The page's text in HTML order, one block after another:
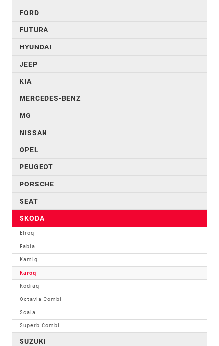
FORD
FUTURA
HYUNDAI
JEEP
KIA
MERCEDES-BENZ
MG
NISSAN
OPEL
PEUGEOT
PORSCHE
SEAT
SKODA
Elroq
Fabia
Kamiq
Karoq
Kodiaq
Octavia Combi
Scala
Superb Combi
SUZUKI